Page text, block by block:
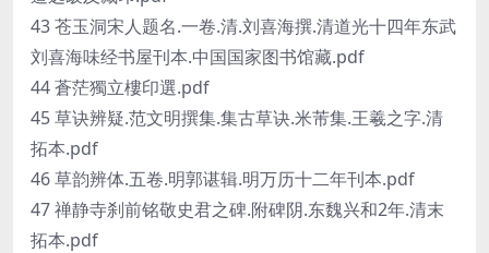
43 苍玉洞宋人题名.一卷.清.刘喜海撰.清道光十四年东武
刘喜海味经书屋刊本.中国国家图书馆藏.pdf
44 蒼茫獨立樓印選.pdf
45 草诀辨疑.范文明撰集.集古草诀.米芾集.王羲之字.清
拓本.pdf
46 草韵辨体.五卷.明郭谌辑.明万历十二年刊本.pdf
47 禅静寺刹前铭敬史君之碑.附碑阴.东魏兴和2年.清末
拓本.pdf